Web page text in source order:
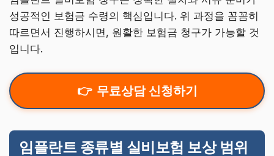
성공적인 보험금 수령의 핵심입니다. 위 과정을 꼼꼼히
따르면서 진행하시면, 원활한 보험금 청구가 가능할 것
입니다.
무료상담 신청하기
임플란트 종류별 실비보험 보상 범위